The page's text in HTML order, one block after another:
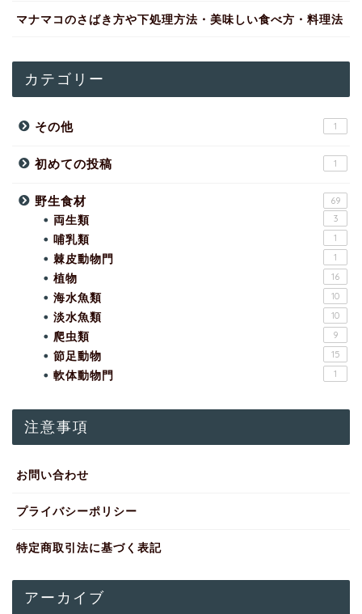
マナマコのさばき方や下処理方法・美味しい食べ方・料理法
カテゴリー
その他 1
初めての投稿 1
野生食材 69
両生類 3
哺乳類 1
棘皮動物門 1
植物 16
海水魚類 10
淡水魚類 10
爬虫類 9
節足動物 15
軟体動物門 1
注意事項
お問い合わせ
プライバシーポリシー
特定商取引法に基づく表記
アーカイブ